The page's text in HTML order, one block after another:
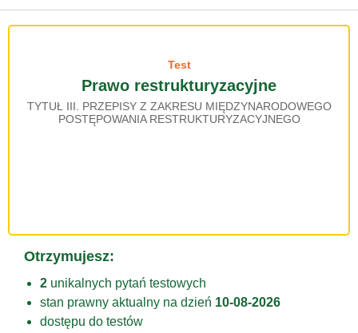
Test
Prawo restrukturyzacyjne
TYTUŁ III. PRZEPISY Z ZAKRESU MIĘDZYNARODOWEGO
POSTĘPOWANIA RESTRUKTURYZACYJNEGO
Otrzymujesz:
2 unikalnych pytań testowych
stan prawny aktualny na dzień 10-08-2026
dostępu do testów